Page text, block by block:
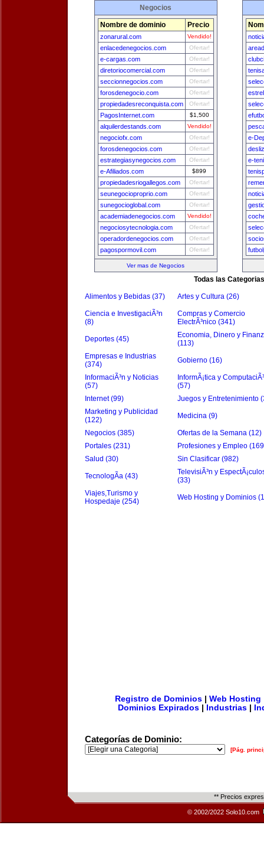
Negocios
Nombre de dominio Precio
zonarural.com Vendido!
enlacedenegocios.com Ofertar!
e-cargas.com Ofertar!
diretoriocomercial.com Ofertar!
seccionnegocios.com Ofertar!
forosdenegocio.com Ofertar!
propiedadesreconquista.com Ofertar!
PagosInternet.com $1,500
alquilerdestands.com Vendido!
negociofx.com Ofertar!
forosdenegocios.com Ofertar!
estrategiasynegocios.com Ofertar!
e-Afiliados.com $899
propiedadesriogallegos.com Ofertar!
seunegocioproprio.com Ofertar!
sunegocioglobal.com Ofertar!
academiadenegocios.com Vendido!
negociosytecnologia.com Ofertar!
operadordenegocios.com Ofertar!
pagospormovil.com Ofertar!
Ver mas de Negocios
e-
e-
Todas las Categorias
Alimentos y Bebidas (37) Artes y Cultura (26)
Ciencia e InvestigaciÃ³n
(8)
Compras y Comercio
ElectrÃ³nico (341)
Deportes (45)
Economia, Dinero y
(113)
Empresas e Industrias
(374)
Gobierno (16)
InformaciÃ³n y Noticias
(57)
InformÃ¡tica y
(57)
Internet (99)
Juegos y Entretenimiento
Marketing y Publicidad
(122)
Medicina (9)
Negocios (385)
Ofertas de la Semana (12)
Portales (231)
Profesiones y Empleo
Salud (30)
Sin Clasificar (982)
TecnologÃ­a (43)
TelevisiÃ³n y
(33)
Viajes,Turismo y
Hospedaje (254)
Web Hosting y Dominios
Registro de Dominios| Web Hosting
Dominios Expirados
Industrias
Categorías de Dominio:
[Pág.
** Precios
© 2002/2022 Solo10.com